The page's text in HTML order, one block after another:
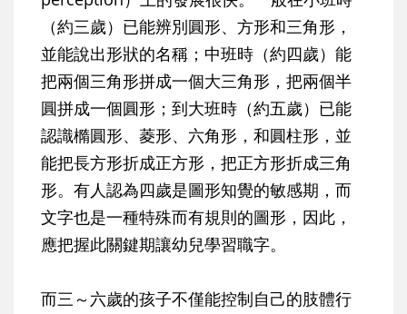
（約三歲）已能辨別圓形、方形和三角形，
並能說出形狀的名稱；中班時（約四歲）能
把兩個三角形拼成一個大三角形，把兩個半
圓拼成一個圓形；到大班時（約五歲）已能
認識橢圓形、菱形、六角形，和圓柱形，並
能把長方形折成正方形，把正方形折成三角
形。有人認為四歲是圖形知覺的敏感期，而
文字也是一種特殊而有規則的圖形，因此，
應把握此關鍵期讓幼兒學習職字。
而三～六歲的孩子不僅能控制自己的肢體行